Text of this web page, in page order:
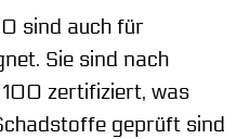
sind auch für
Sie sind nach
zertifiziert, was
geprüft sind